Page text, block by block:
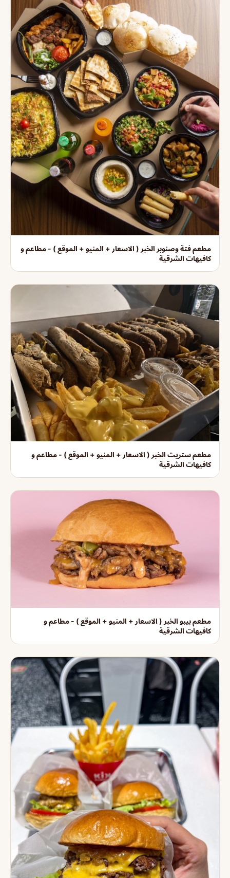
مطعم فتة وصنوبر الخبر ( الاسعار + المنيو + الموقع ) - مطاعم و
كافيهات الشرقية
مطعم ستريت الخبر ( الاسعار + المنيو + الموقع ) - مطاعم و
كافيهات الشرقية
مطعم بيبو الخبر ( الاسعار + المنيو + الموقع ) - مطاعم و
كافيهات الشرقية